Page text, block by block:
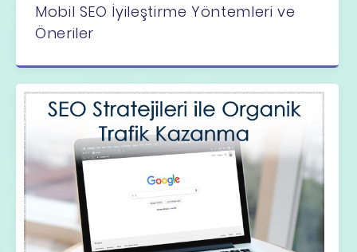
Mobil SEO İyileştirme Yöntemleri ve
Öneriler